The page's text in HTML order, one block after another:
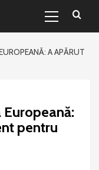
Menu
A APĂRUT
pentru